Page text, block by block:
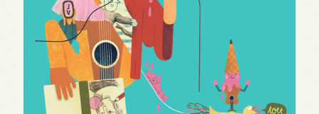
HOE GERAAK IK ER?